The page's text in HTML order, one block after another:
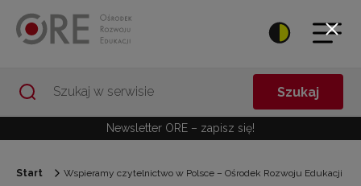
Szukaj
Newsletter ORE – zapisz się!
Start Wspieramy czytelnictwo w Polsce – Ośrodek Rozwoju Edukacji